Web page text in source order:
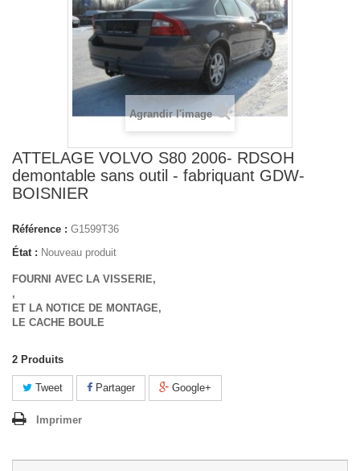
Agrandir l'image
ATTELAGE VOLVO S80 2006- RDSOH
demontable sans outil - fabriquant GDW-
BOISNIER
Référence : G1599T36
État : Nouveau produit
FOURNI AVEC LA VISSERIE,
,
ET LA NOTICE DE MONTAGE,
LE CACHE BOULE
2 Produits
Tweet Partager Google+
Imprimer